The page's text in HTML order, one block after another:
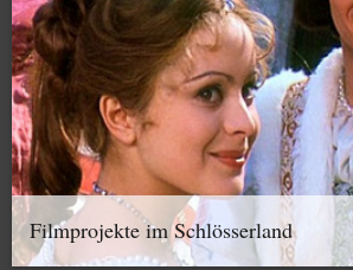
Filmprojekte im Schlösserland